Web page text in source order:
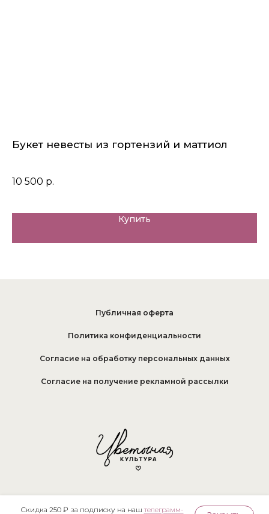
Скидка 250 ₽ за подписку на наш телеграмм-
Букет невесты из гортензий и маттиол
10 500 р.
Купить
Публичная оферта
Политика конфиденциальности
Согласие на обработку персональных данных
Согласие на получение рекламной рассылки